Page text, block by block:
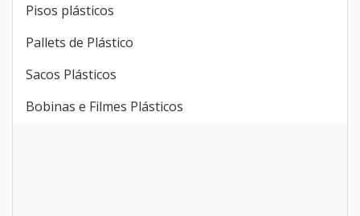
Pisos plásticos
Pallets de Plástico
Sacos Plásticos
Bobinas e Filmes Plásticos